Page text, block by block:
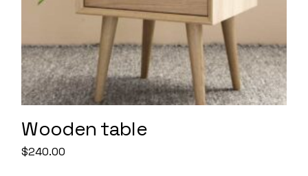
Wooden table
$240.00